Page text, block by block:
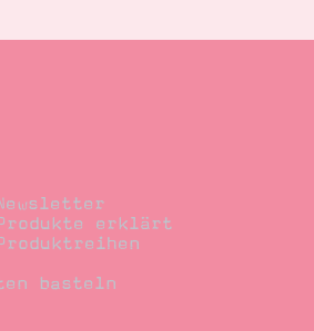
erklärt
basteln